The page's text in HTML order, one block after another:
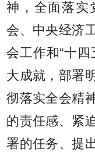
神，全面落实
会、中央经济
会工作和“十
大成就，部署
彻落实全会精
的责任感、紧
署的任务、提